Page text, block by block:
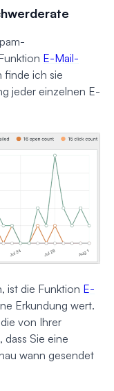
E-Mail-
finde ich sie
jeder einzelnen E-
ist die Funktion E-
Erkundung wert.
von Ihrer
Sie eine
wann gesendet